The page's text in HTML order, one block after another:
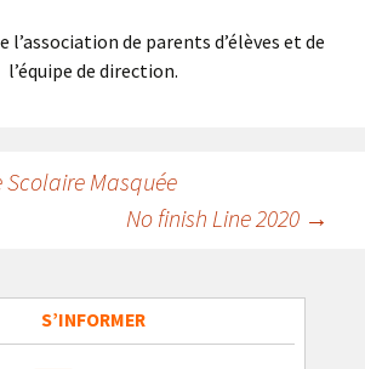
l’association de parents d’élèves et de
l’équipe de direction.
Scolaire Masquée
No finish Line 2020 →
S’INFORMER